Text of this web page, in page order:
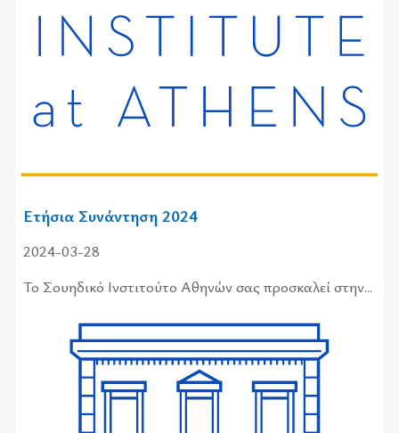
Ετήσια Συνάντηση 2024
2024-03-28
Το Σου­η­δι­κό Ινστι­τού­το Αθη­νών σας προ­σκα­λεί στην...